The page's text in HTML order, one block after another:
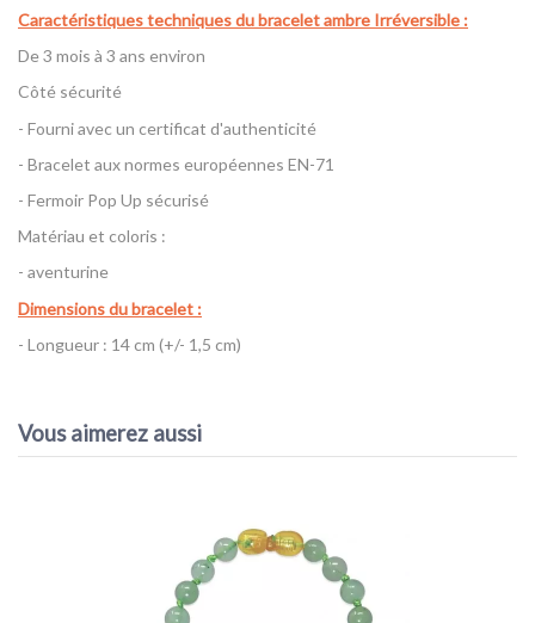
Caractéristiques techniques du bracelet ambre Irréversible :
De 3 mois à 3 ans environ
Côté sécurité
- Fourni avec un certificat d'authenticité
- Bracelet aux normes européennes EN-71
- Fermoir Pop Up sécurisé
Matériau et coloris :
- aventurine
Dimensions du bracelet :
- Longueur : 14 cm (+/- 1,5 cm)
Vous aimerez aussi